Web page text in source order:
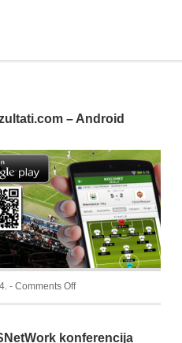
– Android
- Comments Offon
[Recenzija]
–
konferencija